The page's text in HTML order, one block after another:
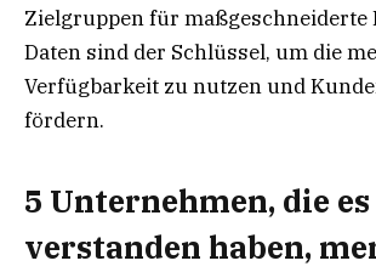
Zielgruppen für maßgeschneiderte
Daten sind der Schlüssel, um die
Verfügbarkeit zu nutzen und
fördern.
5 Unternehmen, die es
verstanden haben,